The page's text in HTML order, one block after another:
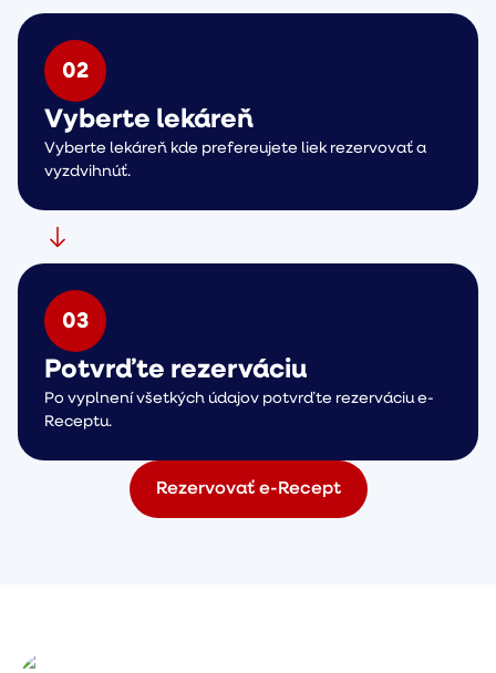
02
Vyberte lekáreň
Vyberte lekáreň kde prefereujete liek rezervovať a
vyzdvihnúť.
03
Potvrďte rezerváciu
Po vyplnení všetkých údajov potvrďte rezerváciu e-
Receptu.
Rezervovať e-Recept